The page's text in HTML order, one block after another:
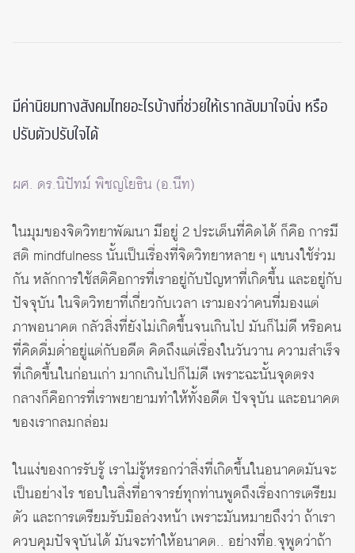
มีค่านิยมทางสังคมไทยอะไรบ้างที่ช่วยให้เรากลับมาใจนิ่ง หรือ
ปรับตัวปรับใจได้
ผศ. ดร.นิปัทม์ พิชญโยธิน (อ.นีท)
ในมุมของจิตวิทยาพัฒนา มีอยู่ 2 ประเด็นที่คิดได้ ก็คือ การมี
สติ mindfulness นั้นเป็นเรื่องที่จิตวิทยาหลาย ๆ แขนงใช้ร่วม
กัน หลักการใช้สติคือการที่เราอยู่กับปัญหาที่เกิดขึ้น และอยู่กับ
ปัจจุบัน ในจิตวิทยาที่เกี่ยวกับเวลา เรามองว่าคนที่มองแต่
ภาพอนาคต กลัวสิ่งที่ยังไม่เกิดขึ้นจนเกินไป มันก็ไม่ดี หรือคน
ที่คิดดื่มด่ำอยู่แต่กับอดีต คิดถึงแต่เรื่องในวันวาน ความสำเร็จ
ที่เกิดขึ้นในก่อนเก่า มากเกินไปก็ไม่ดี เพราะฉะนั้นจุดตรง
กลางก็คือการที่เราพยายามทำให้ทั้งอดีต ปัจจุบัน และอนาคต
ของเรากลมกล่อม
ในแง่ของการรับรู้ เราไม่รู้หรอกว่าสิ่งที่เกิดขึ้นในอนาคตมันจะ
เป็นอย่างไร ชอบในสิ่งที่อาจารย์ทุกท่านพูดถึงเรื่องการเตรียม
ตัว และการเตรียมรับมือล่วงหน้า เพราะมันหมายถึงว่า ถ้าเรา
ควบคุมปัจจุบันได้ มันจะทำให้อนาคต.. อย่างที่อ.จุพูดว่าถ้า